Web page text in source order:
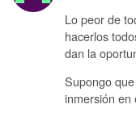
Lo peor de
hacerlos
dan la
Supongo
inmersión en